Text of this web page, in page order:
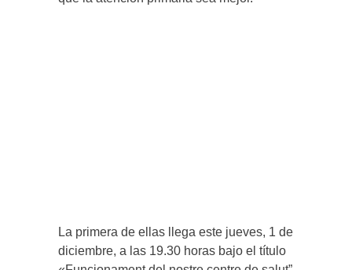
La primera de ellas llega este jueves, 1 de
diciembre, a las 19.30 horas bajo el título